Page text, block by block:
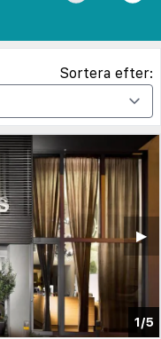
Sortera efter:
1/5
▶︎